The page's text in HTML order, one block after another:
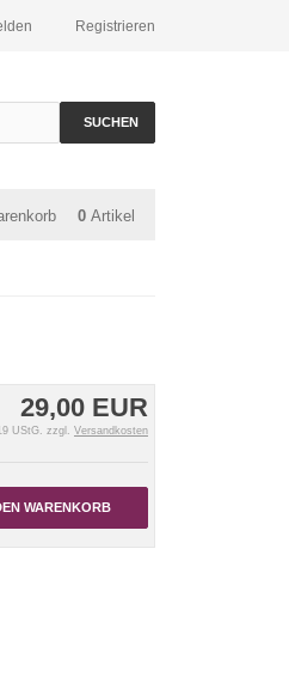
Registrieren
SUCHEN
0 Artikel
29,00 EUR
UStG. zzgl. Versandkosten
WARENKORB